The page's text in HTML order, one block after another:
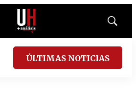
Mostrar
ÚLTIMAS NOTICIAS